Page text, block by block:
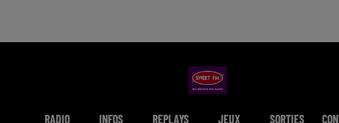
RADIO INFOS REPLAYS JEUX SORTIES